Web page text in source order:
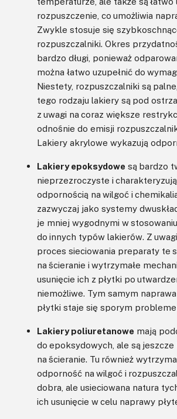
rozpuszczenie, co umożliwia
Zwykle stosuje się
rozpuszczalniki. Okres
bardzo długi, ponieważ
można łatwo uzupełnić do
Niestety, rozpuszczalniki są
tego rodzaju lakiery są pod
z uwagi na coraz większe
odnośnie do emisji
Lakiery akrylowe wykazują
Lakiery epoksydowe są bardzo
nieprzezroczyste i
odpornością na wilgoć i
zazwyczaj jako systemy
je mniej wygodnymi w
do innych typów lakierów. Z
proces sieciowania preparaty te
na ścieranie i wytrzymałe
usunięcie ich z płytki po
niemożliwe. Tym samym
płytki staje się sporym
Lakiery poliuretanowe mają
do epoksydowych, ale są
na ścieranie. Tu również
odporność na wilgoć i
dobra, ale usieciowana natura
ich usunięcie w celu naprawy